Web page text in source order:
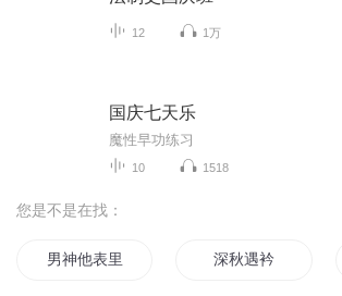
12 1万
国庆七天乐
魔性早功练习
10 1518
您是不是在找：
男神他表里不一 深秋遇衿